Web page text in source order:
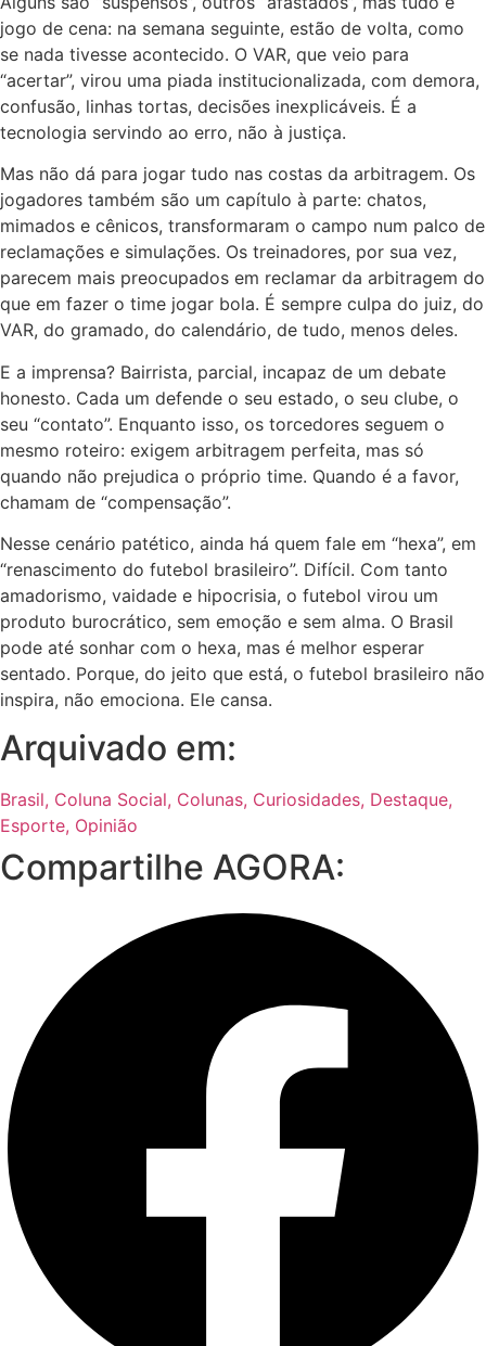
jogo de cena: na semana seguinte, estão de volta, como
se nada tivesse acontecido. O VAR, que veio para
“acertar”, virou uma piada institucionalizada, com demora,
confusão, linhas tortas, decisões inexplicáveis. É a
tecnologia servindo ao erro, não à justiça.
Mas não dá para jogar tudo nas costas da arbitragem. Os
jogadores também são um capítulo à parte: chatos,
mimados e cênicos, transformaram o campo num palco de
reclamações e simulações. Os treinadores, por sua vez,
parecem mais preocupados em reclamar da arbitragem do
que em fazer o time jogar bola. É sempre culpa do juiz, do
VAR, do gramado, do calendário, de tudo, menos deles.
E a imprensa? Bairrista, parcial, incapaz de um debate
honesto. Cada um defende o seu estado, o seu clube, o
seu “contato”. Enquanto isso, os torcedores seguem o
mesmo roteiro: exigem arbitragem perfeita, mas só
quando não prejudica o próprio time. Quando é a favor,
chamam de “compensação”.
Nesse cenário patético, ainda há quem fale em “hexa”, em
“renascimento do futebol brasileiro”. Difícil. Com tanto
amadorismo, vaidade e hipocrisia, o futebol virou um
produto burocrático, sem emoção e sem alma. O Brasil
pode até sonhar com o hexa, mas é melhor esperar
sentado. Porque, do jeito que está, o futebol brasileiro não
inspira, não emociona. Ele cansa.
Arquivado em:
Brasil, Coluna Social, Colunas, Curiosidades, Destaque,
Esporte, Opinião
Compartilhe AGORA: